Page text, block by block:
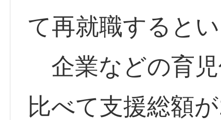
て再就職すると
企業などの育
比べて支援総額